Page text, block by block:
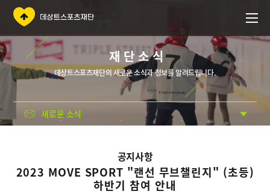
재단소식
데상트스포츠재단의 새로운 소식과 정보를 알려드립니다.
새로운 소식
공지사항
2023 MOVE SPORT "랜선 무브챌린지" (초등)
하반기 참여 안내